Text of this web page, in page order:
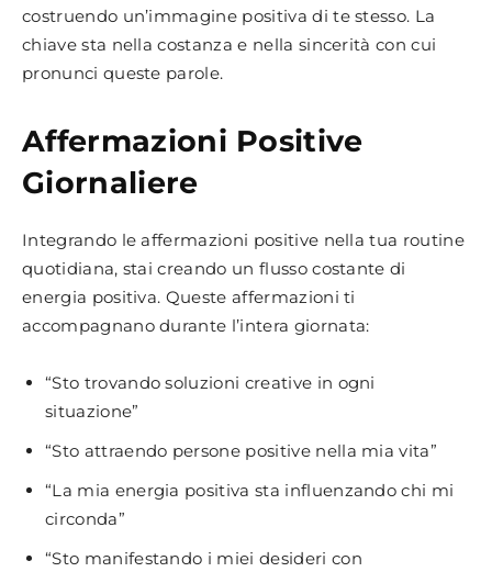
costruendo un’immagine positiva di te stesso. La
chiave sta nella costanza e nella sincerità con cui
pronunci queste parole.
Affermazioni Positive
Giornaliere
Integrando le affermazioni positive nella tua routine
quotidiana, stai creando un flusso costante di
energia positiva. Queste affermazioni ti
accompagnano durante l’intera giornata:
“Sto trovando soluzioni creative in ogni
situazione”
“Sto attraendo persone positive nella mia vita”
“La mia energia positiva sta influenzando chi mi
circonda”
“Sto manifestando i miei desideri con